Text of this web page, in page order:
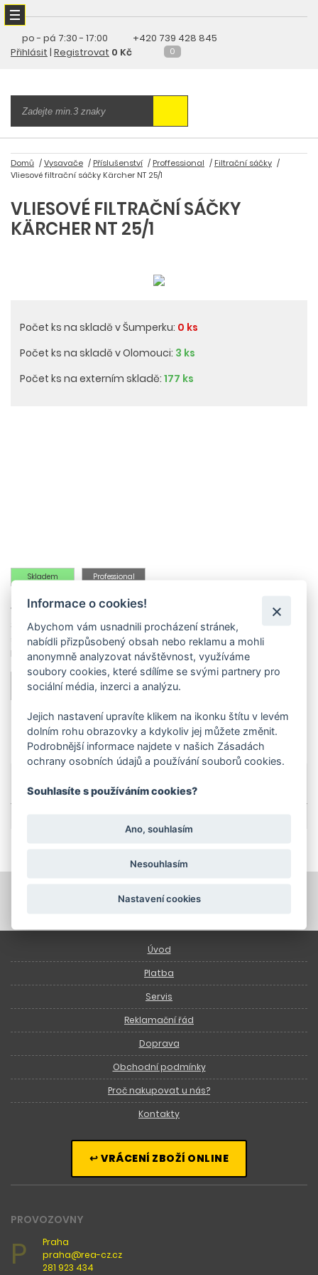
po - pá 7:30 - 17:00
+420 739 428 845
Přihlásit | Registrovat 0 Kč 0
Domů Vysavače Příslušenství Proffessional
Filtrační sáčky
Vliesové filtrační sáčky Kärcher NT 25/1
VLIESOVÉ FILTRAČNÍ SÁČKY
KÄRCHER NT 25/1
Počet ks na skladě v Šumperku: 0 ks
Počet ks na skladě v Olomouci: 3 ks
Počet ks na externím skladě: 177 ks
Skladem Professional
Vliesové filtrační sáčky mimořádně odolné proti protržení,
3vrstvé, třída prachu M. V porovnání s papírovými filtračními
sáčky nabízí vliesové provedení dvakrát až třikrát vyšší objem.
Počet ks 5.
PŘIDAT DO KOŠÍKU
Zeptat se na produkt Ceník dopravy
Technické parametry
Úvod
Platba
Servis
Reklamační řád
Doprava
Obchodní podmínky
Proč nakupovat u nás?
Kontakty
↩ VRÁCENÍ ZBOŽÍ ONLINE
PROVOZOVNY
P
Praha
praha@rea-cz.cz
281 923 434
Informace o cookies!
Abychom vám usnadnili procházení stránek,
nabídli přizpůsobený obsah nebo reklamu a mohli
anonymně analyzovat návštěvnost, využíváme
soubory cookies, které sdílíme se svými partnery pro
sociální média, inzerci a analýzu.
Jejich nastavení upravíte klikem na ikonku štítu v levém
dolním rohu obrazovky a kdykoliv jej můžete změnit.
Podrobnější informace najdete v našich Zásadách
ochrany osobních údajů a používání souborů cookies.
Souhlasíte s používáním cookies?
Ano, souhlasím
Nesouhlasím
Nastavení cookies